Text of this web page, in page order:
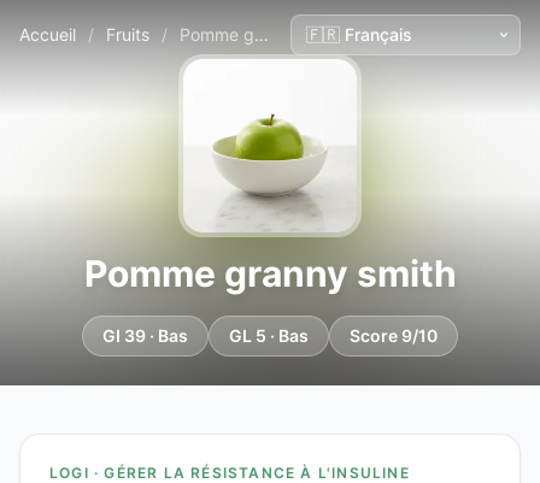
Accueil / Fruits / Pomme granny smith
Pomme granny smith
GI 39 · Bas GL 5 · Bas Score 9/10
LOGI · GÉRER LA RÉSISTANCE À L'INSULINE